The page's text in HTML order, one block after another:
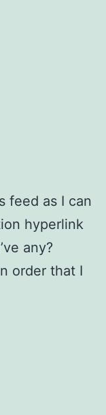
feed as I can
hyperlink
any?
order that I